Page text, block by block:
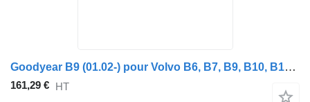
Goodyear B9 (01.02-) pour Volvo B6, B7, B9, B10, B12 bus (1978-2011)
161,29 € HT